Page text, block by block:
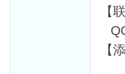
【
【